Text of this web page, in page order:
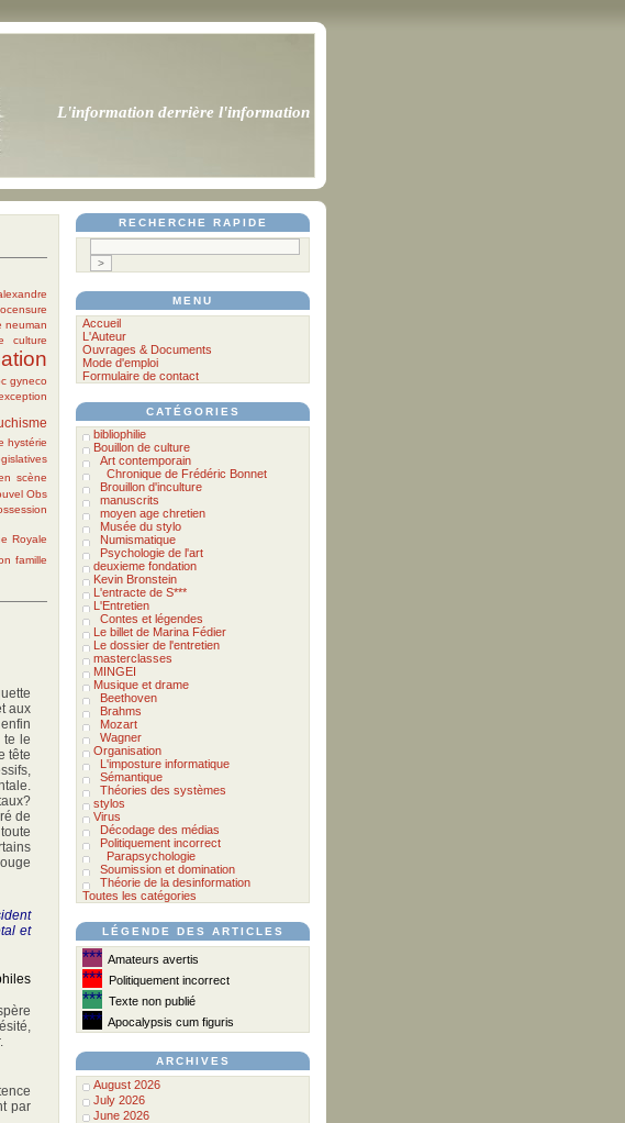
L'information derrière l'information
neuman
culture
gyneco
hystérie
scène
Obs
Royale
famille
aux
te le
tête
de
et
par
RECHERCHE RAPIDE
MENU
Accueil
L'Auteur
Ouvrages & Documents
Mode d'emploi
Formulaire de contact
CATÉGORIES
bibliophilie
Bouillon de culture
Art contemporain
Chronique de Frédéric Bonnet
Brouillon d'inculture
manuscrits
moyen age chretien
Musée du stylo
Numismatique
Psychologie de l'art
deuxieme fondation
Kevin Bronstein
L'entracte de S***
L'Entretien
Contes et légendes
Le billet de Marina Fédier
Le dossier de l'entretien
masterclasses
MINGEI
Musique et drame
Beethoven
Brahms
Mozart
Wagner
Organisation
L'imposture informatique
Sémantique
Théories des systèmes
stylos
Virus
Décodage des médias
Politiquement incorrect
Parapsychologie
Soumission et domination
Théorie de la desinformation
Toutes les catégories
LÉGENDE DES ARTICLES
*** Amateurs avertis
*** Politiquement incorrect
*** Texte non publié
*** Apocalypsis cum figuris
ARCHIVES
August 2026
July 2026
June 2026